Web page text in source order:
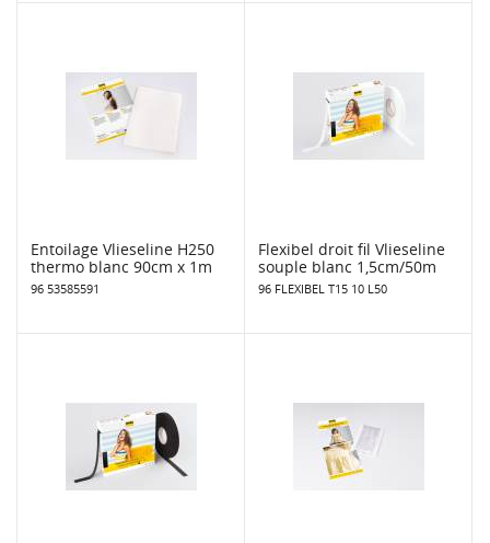
Entoilage Vlieseline H250
thermo blanc 90cm x 1m
96 53585591
Flexibel droit fil Vlieseline
souple blanc 1,5cm/50m
96 FLEXIBEL T15 10 L50